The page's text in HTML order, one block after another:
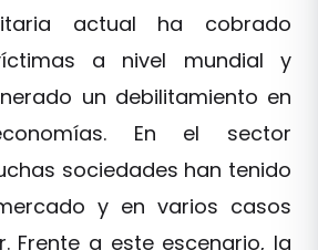
actual ha cobrado
a nivel mundial y
un debilitamiento en
En el sector
sociedades han tenido
y en varios casos
Frente a este escenario, la